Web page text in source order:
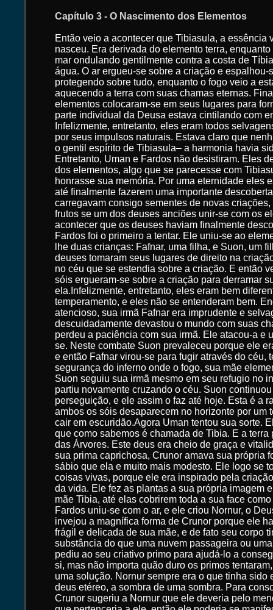
Capítulo 3 - O Nascimento dos Elementos
Então veio a acontecer que Tibiasula, a essência
nasceu. Era derivada do elemento terra,
mar ondulando gentilmente contra a costa de
água. O ar ergueu-se sobre a criação e espalhou-
protegendo sobre tudo, enquanto o fogo veio a
aquecendo a terra com suas chamas eternas.
elementos colocaram-se em seus lugares para
parte individual da Deusa estava cintilando com
Infelizmente, entretanto, eles eram todos
por seus impulsos naturais. Estava claro que
o gentil espírito de Tibiasula– a harmonia havia
Entretanto, Uman e Fardos não desistiram. Eles
dos elementos, algo que se parecesse com
honrasse sua memória. Por uma eternidade eles
até finalmente fazerem uma importante
carregavam consigo sementes de novas
frutos se um dos deuses anciões unir-se com os
acontecer que os deuses haviam finalmente
Fardos foi o primeiro a tentar. Ele uniu-se ao
lhe duas crianças: Fafnar, uma filha, e Suon, um
deuses tomaram seus lugares de direito na
no céu que se estendia sobre a criação. E então
sóis ergueram-se sobre a criação para derramar
ela.Infelizmente, entretanto, eles eram bem
temperamento, e eles não se entenderam bem.
atencioso, sua irmã Fafnar era imprudente e
descuidadamente devastou o mundo com suas
perdeu a paciência com sua irmã. Ele atacou-a e
se. Neste combate Suon prevaleceu porque ele
e então Fafnar virou-se para fugir através do céu,
segurança do inferno onde o fogo, sua mãe
Suon seguiu sua irmã mesmo em seu refugio no
partiu novamente cruzando o céu. Suon
perseguição, e ele assim o faz até hoje. Esta é a
ambos os sóis desaparecem no horizonte por um
cair em escuridão.Agora Uman tentou sua sorte.
que como sabemos é chamada de Tibia. E a terra
das Árvores. Este deus era cheio de graça e
sua prima caprichosa, Crunor amava sua própria
sábio que ela e muito mais modesto. Ele logo se
coisas vivas, porque ele era inspirado pela
da vida. Ele fez as plantas a sua própria imagem
mãe Tibia, até elas cobrirem toda a sua face
Fardos uniu-se com o ar, e ele criou Nornur, o
invejou a magnífica forma de Crunor porque ele
frágil e delicada de sua mãe, e de fato seu corpo
substância do que uma nuvem passageira ou
pediu ao seu criativo primo para ajudá-lo a
si, mas não importa quão duro os primos
uma solução. Nornur sempre era o que tinha sido
deus etéreo, a sombra de uma sombra. Para
Crunor sugeriu a Nornur que ele deveria pelo